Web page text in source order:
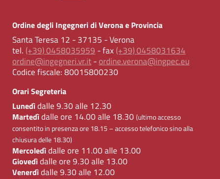
Ordine degli Ingegneri di Verona e Provincia
Santa Teresa 12 - 37135 - Verona
tel. (+39) 0458035959 - fax (+39) 0458031634
ordine@ingegneri.vr.it-ordine.verona@ingpec.eu
Codice fiscale:80015800230
Orari Segreteria
Lunedìdalle 9.30 alle 12.30
Martedìdalle ore 14.00 alle 18.30 (ultimo accesso
consentito in presenza ore 18.15 – accesso telefonico sino alla
chiusura delle 18.30)
Mercoledìdalle ore 11.00 alle 13.00
Giovedìdalle ore 9.30 alle 13.00
Venerdìdalle 9.30 alle 12.00